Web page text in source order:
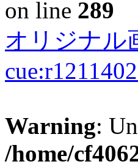
on line 289
オリジナル
Warning:
/home/